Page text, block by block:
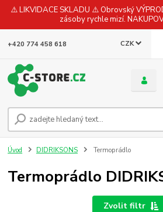
⚠️ LIKVIDACE SKLADU ⚠️ Obrovský
zásoby rychle mizí.
CZK
+420 774 458 618
Úvod DIDRIKSONS Termoprádlo
Termoprádlo
Zvolit filtr